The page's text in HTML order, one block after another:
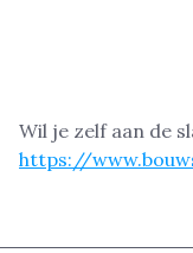
Wil je zelf aan de
https://